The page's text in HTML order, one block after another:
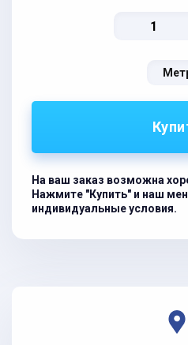
На ваш заказ возможна
Нажмите "Купить" и наш
индивидуальные условия.